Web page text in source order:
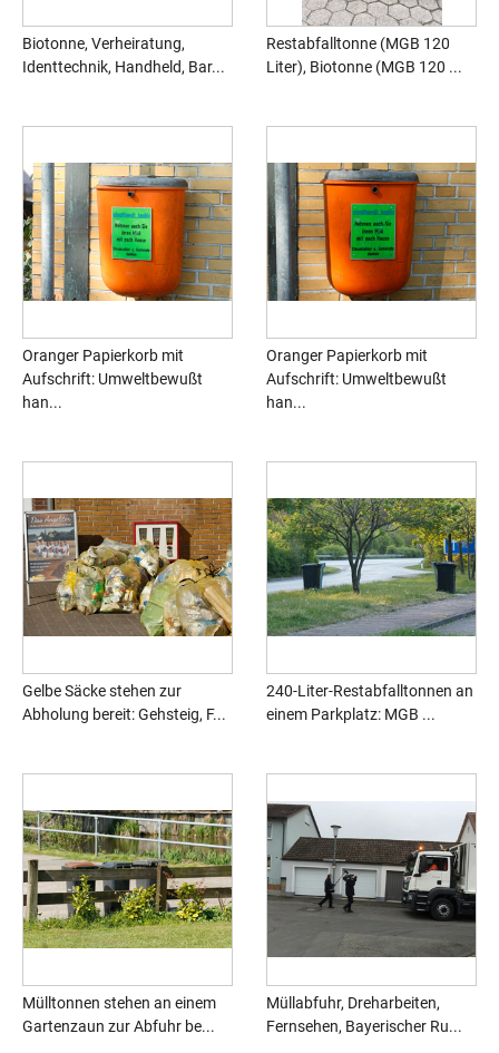
Biotonne, Verheiratung,
Identtechnik, Handheld, Bar...
Restabfalltonne (MGB 120
Liter), Biotonne (MGB 120 ...
Oranger Papierkorb mit
Aufschrift: Umweltbewußt
han...
Oranger Papierkorb mit
Aufschrift: Umweltbewußt
han...
Gelbe Säcke stehen zur
Abholung bereit: Gehsteig, F...
240-Liter-Restabfalltonnen an
einem Parkplatz: MGB ...
Mülltonnen stehen an einem
Gartenzaun zur Abfuhr be...
Müllabfuhr, Dreharbeiten,
Fernsehen, Bayerischer Ru...